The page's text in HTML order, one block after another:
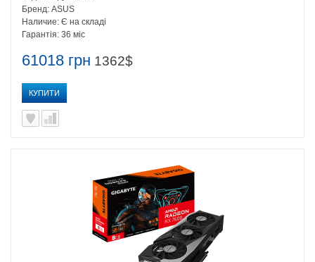
61018 грн 1362$
КУПИТИ
Бренд: ASUS
Наличие: Є на складі
Гарантія: 36 міс